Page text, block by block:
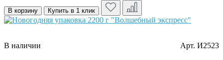
В корзину Купить в 1 клик
В наличии Арт. И2523